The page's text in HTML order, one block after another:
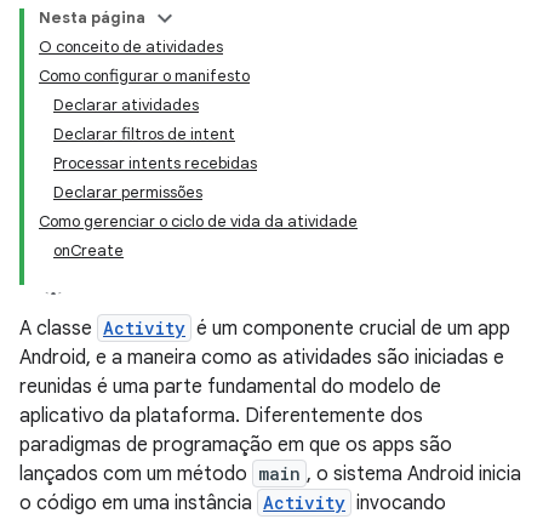
Nesta página
O conceito de atividades
Como configurar o manifesto
Declarar atividades
Declarar filtros de intent
Processar intents recebidas
Declarar permissões
Como gerenciar o ciclo de vida da atividade
onCreate
A classe Activity é um componente crucial de um app
Android, e a maneira como as atividades são iniciadas e
reunidas é uma parte fundamental do modelo de
aplicativo da plataforma. Diferentemente dos
paradigmas de programação em que os apps são
lançados com um método main , o sistema Android inicia
o código em uma instância Activity invocando